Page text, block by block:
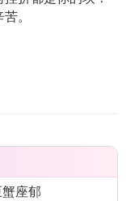
。
座郁